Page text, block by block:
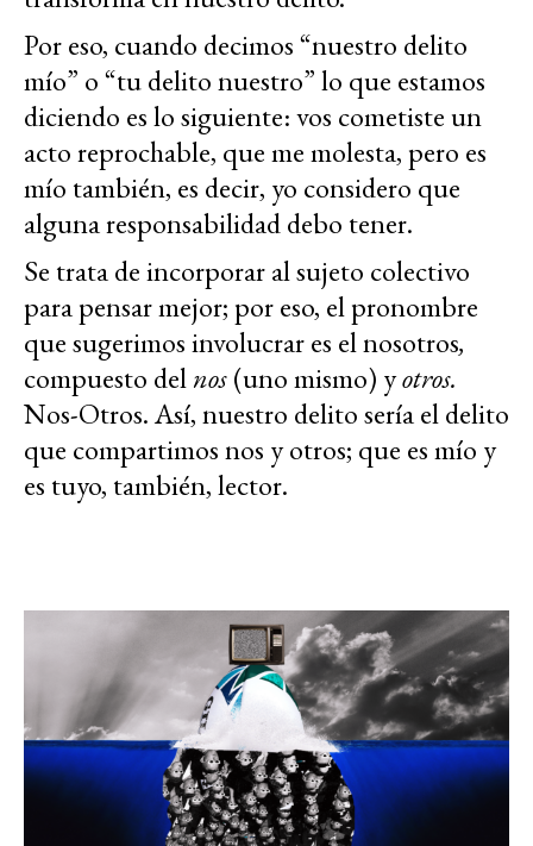
Por eso, cuando decimos “nuestro delito
mío” o “tu delito nuestro” lo que estamos
diciendo es lo siguiente: vos cometiste un
acto reprochable, que me molesta, pero es
mío también, es decir, yo considero que
alguna responsabilidad debo tener.
Se trata de incorporar al sujeto colectivo
para pensar mejor; por eso, el pronombre
que sugerimos involucrar es el nosotros,
compuesto delnos(uno mismo) yotros.
Nos-Otros. Así, nuestro delito sería el delito
que compartimos nos y otros; que es mío y
es tuyo, también, lector.